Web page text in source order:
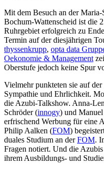
Mit dem Besuch an der
Bochum-Wattenscheid ist die
Ruhrgebiet erfolgreich zu
Termin auf der diesjährigen
thyssenkrupp, opta data
Oekonomie & Management
Oberstufe jedoch keine Spur
Vielmehr punkteten sie auf
Sympathie und Ehrlichkeit.
die Azubi-Talkshow. Anna-
Schröder (innogy) und
erfrischend Werbung für eine
Philip Aalken (FOM)
duales Studium an derFOM.
Fragen notiert. Und die
ihrem Ausbildungs- und